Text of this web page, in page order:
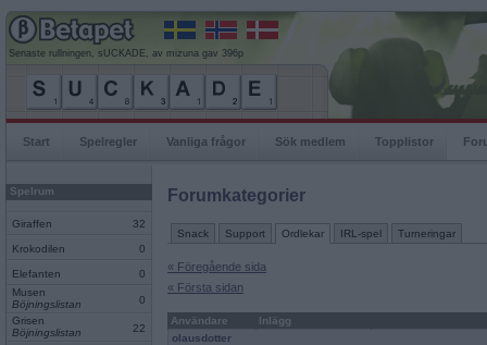
Senaste rullningen, sUCKADE, av mizuna gav 396p
Start Spelregler Vanliga frågor Sök medlem Topplistor
Spelrum
Giraffen 32
Krokodilen 0
Elefanten
0
Musen
Böjningslistan
0
Grisen
Böjningslistan
22
Forumkategorier
Snack Support Ordlekar IRL-spel Turneringar
« Föregående sida
« Första sidan
Användare
Inlägg
olausdotter